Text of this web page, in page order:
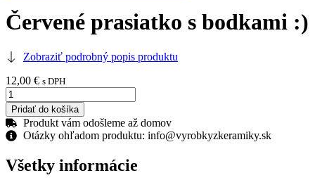
Červené prasiatko s bodkami :)
Zobraziť podrobný popis produktu
12,00 € s DPH
množstvo
Červené
prasiatko
s
bodkami
Pridať do košíka
Produkt vám odošleme až domov
Otázky ohľadom produktu: info@vyrobkyzkeramiky.sk
Všetky informácie